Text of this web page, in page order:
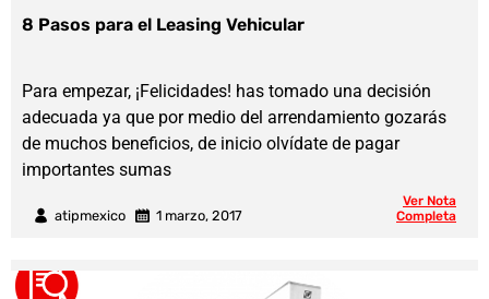
8 Pasos para el Leasing Vehicular
atipmexico 1 marzo, 2017
Para empezar, ¡Felicidades! has tomado una decisión
adecuada ya que por medio del arrendamiento gozarás
de muchos beneficios, de inicio olvídate de pagar
importantes sumas
Ver Nota
Completa